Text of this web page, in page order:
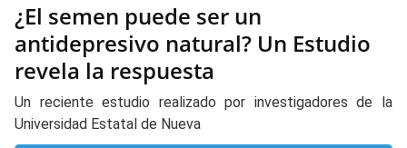
¿El semen puede ser un
antidepresivo natural? Un Estudio
revela la respuesta
Un reciente estudio realizado por investigadores de la
Universidad Estatal de Nueva